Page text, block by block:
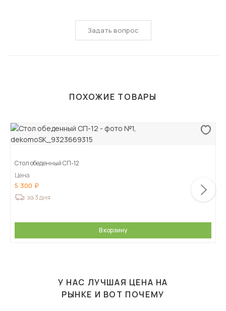
Задать вопрос
ПОХОЖИЕ ТОВАРЫ
Стол обеденный СП-12
Цена
5 300
за 3 дня
В корзину
У НАС ЛУЧШАЯ ЦЕНА НА
РЫНКЕ И ВОТ ПОЧЕМУ